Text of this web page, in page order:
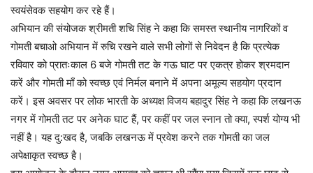
स्वयंसेवक सहयोग कर रहे हैं।
अभियान की संयोजक श्रीमती शचि सिंह ने कहा कि समस्त स्थानीय नागरिकों व
गोमती बचाओ अभियान में रुचि रखने वाले सभी लोगों से निवेदन है कि प्रत्येक
रविवार को प्रातःकाल 6 बजे गोमती तट के गऊ घाट पर एकत्र होकर श्रमदान
करें और गोमती माँ को स्वच्छ एवं निर्मल बनाने में अपना अमूल्य सहयोग प्रदान
करें। इस अवसर पर लोक भारती के अध्यक्ष विजय बहादुर सिंह ने कहा कि लखनऊ
नगर में गोमती तट पर अनेक घाट हैं, पर कहीं पर जल स्नान तो क्या, स्पर्श योग्य भी
नहीं है। यह दु:खद है, जबकि लखनऊ में प्रवेश करने तक गोमती का जल
अपेक्षाकृत स्वच्छ है।